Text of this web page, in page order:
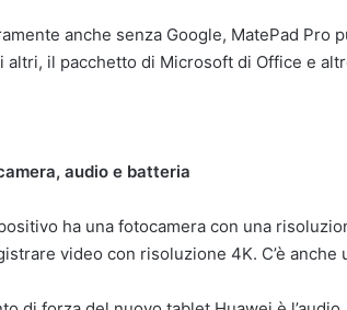
anche senza Google, MatePad Pro
altri, il pacchetto di Microsoft di Office e
audio e batteria
ha una fotocamera con una
video con risoluzione 4K. C’è